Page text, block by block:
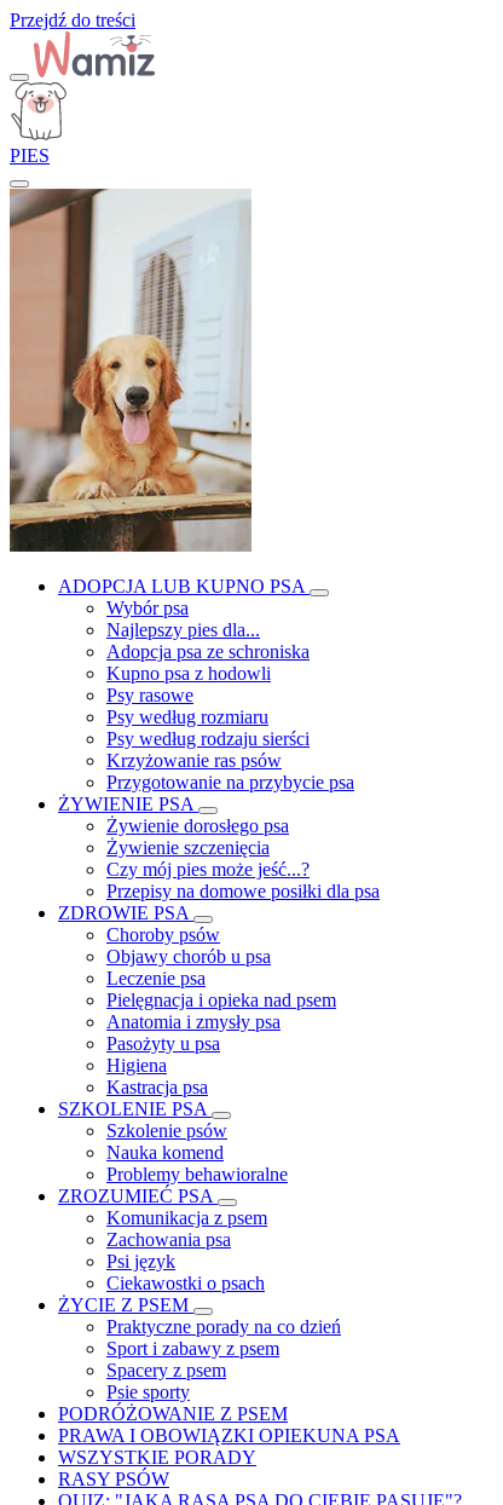
Przejdź do treści
PIES
ADOPCJA LUB KUPNO PSA
Wybór psa
Najlepszy pies dla...
Adopcja psa ze schroniska
Kupno psa z hodowli
Psy rasowe
Psy według rozmiaru
Psy według rodzaju sierści
Krzyżowanie ras psów
Przygotowanie na przybycie psa
ŻYWIENIE PSA
Żywienie dorosłego psa
Żywienie szczenięcia
Czy mój pies może jeść...?
Przepisy na domowe posiłki dla psa
ZDROWIE PSA
Choroby psów
Objawy chorób u psa
Leczenie psa
Pielęgnacja i opieka nad psem
Anatomia i zmysły psa
Pasożyty u psa
Higiena
Kastracja psa
SZKOLENIE PSA
Szkolenie psów
Nauka komend
Problemy behawioralne
ZROZUMIEĆ PSA
Komunikacja z psem
Zachowania psa
Psi język
Ciekawostki o psach
ŻYCIE Z PSEM
Praktyczne porady na co dzień
Sport i zabawy z psem
Spacery z psem
Psie sporty
PODRÓŻOWANIE Z PSEM
PRAWA I OBOWIĄZKI OPIEKUNA PSA
WSZYSTKIE PORADY
RASY PSÓW
QUIZ: "JAKA RASA PSA DO CIEBIE PASUJE"?